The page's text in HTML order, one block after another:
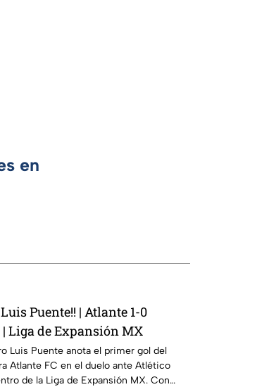
en
Luis Puente!! | Atlante 1-0
Liga de Expansión MX
Luis Puente anota el primer gol del
Atlante FC en el duelo ante Atlético
de la Liga de Expansión MX. Con